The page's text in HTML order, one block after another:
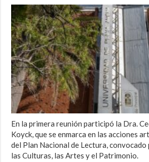
En la primera reunión participó la Dra.
Koyck, que se enmarca en las acciones
del Plan Nacional de Lectura,
las Culturas, las Artes y el Patrimonio.